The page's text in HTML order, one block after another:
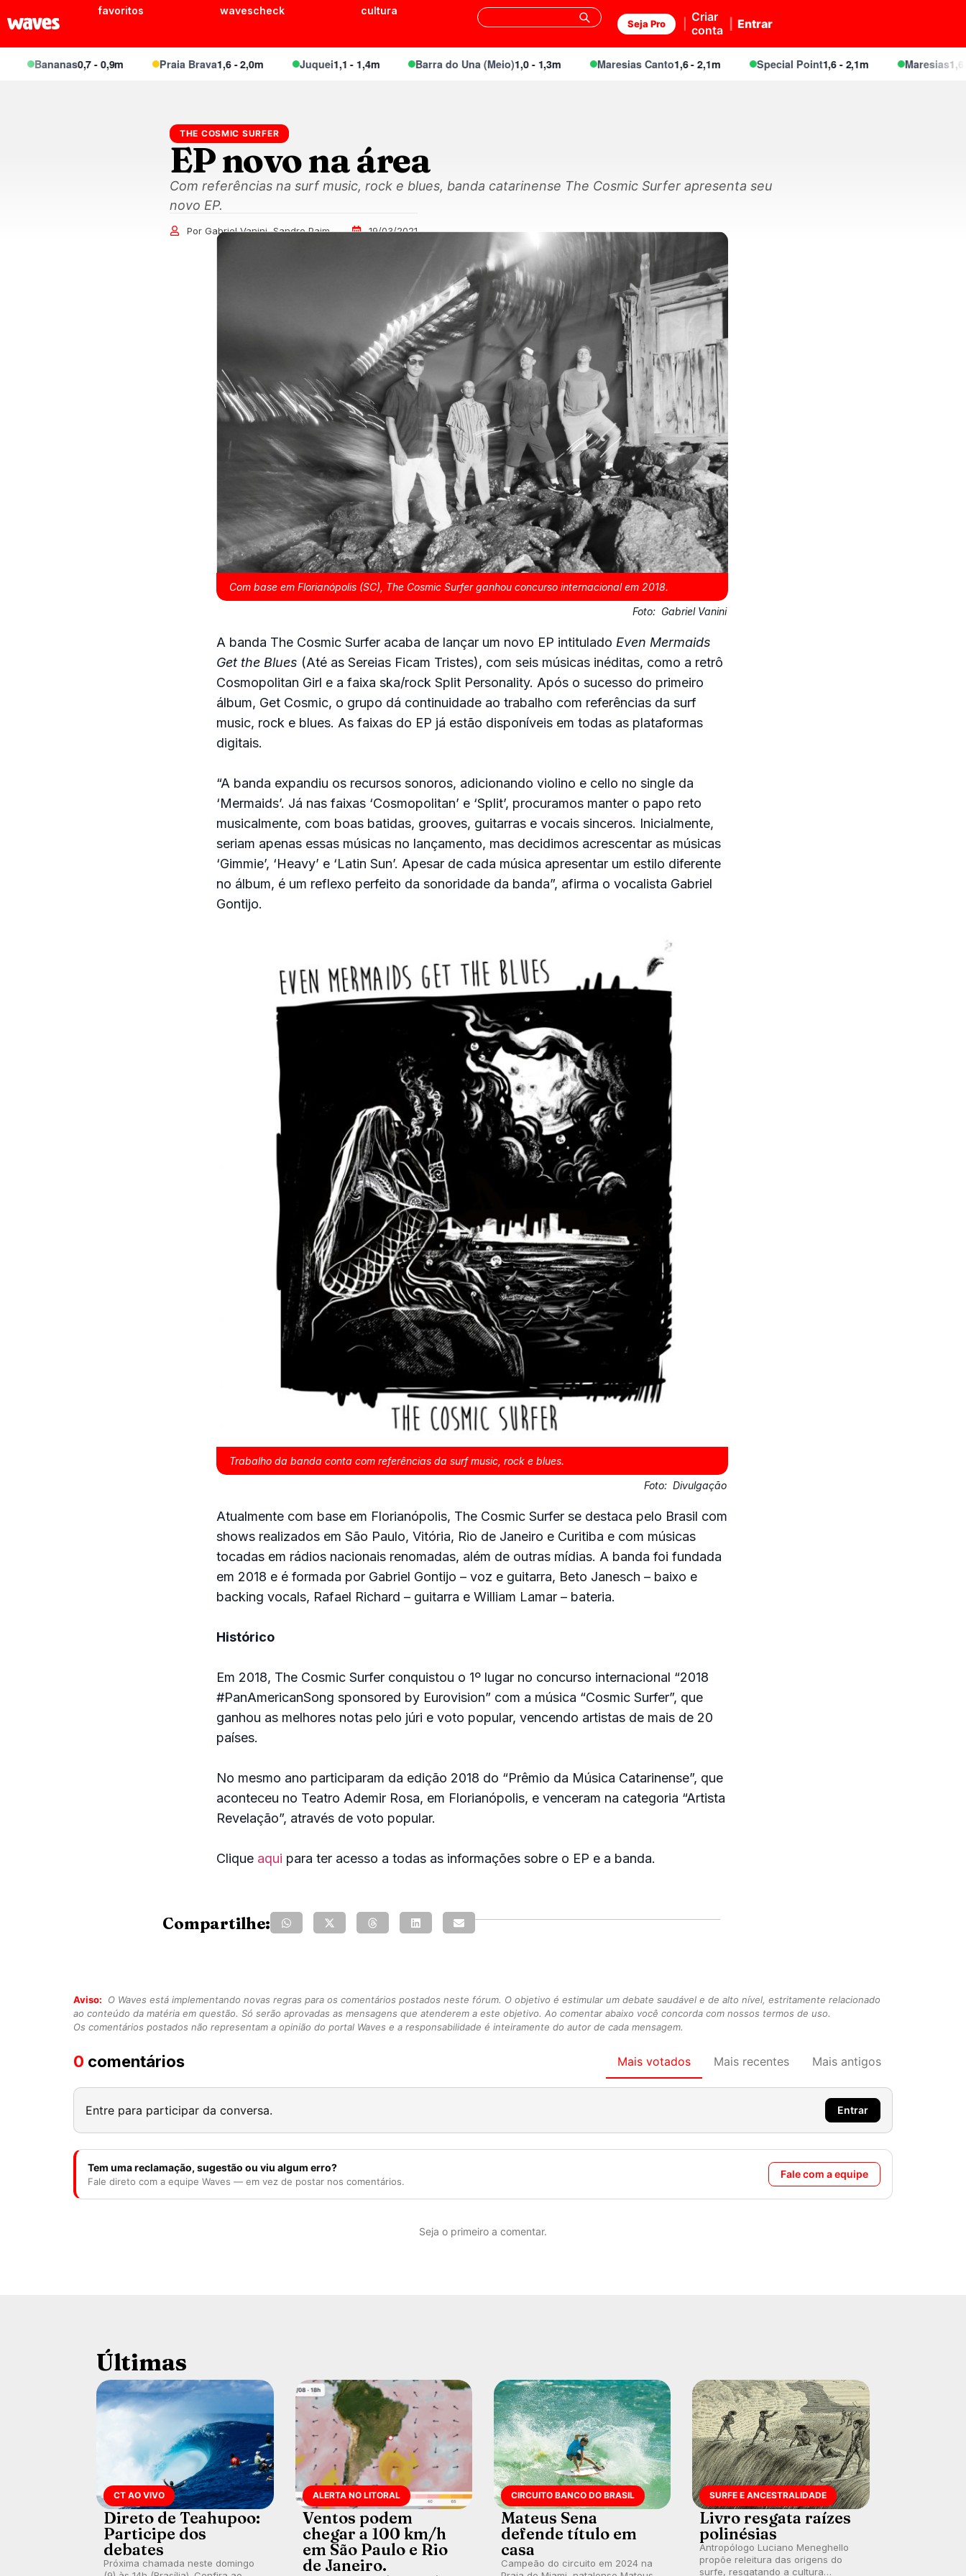
favoritos wavescheck cultura
Seja Pro
Criar
conta
Entrar
Bananas0,7 - 0,9m Praia Brava 1,6 - 2,0m Juquei1,1 - 1,4m Barra do Una (Meio)1,0 - 1,3m Maresias Canto1,6 - 2,1m Special Point 1,6 - 2,1m Maresias1,6 -
THE COSMIC SURFER
EP novo na área
Com referências na surf music, rock e blues, banda catarinense The Cosmic Surfer apresenta seu
novo EP.
Por Gabriel Vanini, Sandro Paim 19/03/2021
Com base em Florianópolis (SC), The Cosmic Surfer ganhou concurso internacional em 2018.
Foto: Gabriel Vanini
A banda The Cosmic Surfer acaba de lançar um novo EP intitulado Even Mermaids
Get the Blues (Até as Sereias Ficam Tristes), com seis músicas inéditas, como a retrô
Cosmopolitan Girl e a faixa ska/rock Split Personality. Após o sucesso do primeiro
álbum, Get Cosmic, o grupo dá continuidade ao trabalho com referências da surf
music, rock e blues. As faixas do EP já estão disponíveis em todas as plataformas
digitais.
“A banda expandiu os recursos sonoros, adicionando violino e cello no single da
‘Mermaids’. Já nas faixas ‘Cosmopolitan’ e ‘Split’, procuramos manter o papo reto
musicalmente, com boas batidas, grooves, guitarras e vocais sinceros. Inicialmente,
seriam apenas essas músicas no lançamento, mas decidimos acrescentar as músicas
‘Gimmie’, ‘Heavy’ e ‘Latin Sun’. Apesar de cada música apresentar um estilo diferente
no álbum, é um reflexo perfeito da sonoridade da banda”, afirma o vocalista Gabriel
Gontijo.
Trabalho da banda conta com referências da surf music, rock e blues.
Foto: Divulgação
Atualmente com base em Florianópolis, The Cosmic Surfer se destaca pelo Brasil com
shows realizados em São Paulo, Vitória, Rio de Janeiro e Curitiba e com músicas
tocadas em rádios nacionais renomadas, além de outras mídias. A banda foi fundada
em 2018 e é formada por Gabriel Gontijo – voz e guitarra, Beto Janesch – baixo e
backing vocals, Rafael Richard – guitarra e William Lamar – bateria.
Histórico
Em 2018, The Cosmic Surfer conquistou o 1º lugar no concurso internacional “2018
#PanAmericanSong sponsored by Eurovision” com a música “Cosmic Surfer”, que
ganhou as melhores notas pelo júri e voto popular, vencendo artistas de mais de 20
países.
No mesmo ano participaram da edição 2018 do “Prêmio da Música Catarinense”, que
aconteceu no Teatro Ademir Rosa, em Florianópolis, e venceram na categoria “Artista
Revelação”, através de voto popular.
Clique aqui para ter acesso a todas as informações sobre o EP e a banda.
Compartilhe:
Aviso:
O Waves está implementando novas regras para os comentários postados neste fórum. O objetivo é estimular um debate saudável e de alto nível, estritamente relacionado
ao conteúdo da matéria em questão. Só serão aprovadas as mensagens que atenderem a este objetivo. Ao comentar abaixo você concorda com nossos termos de uso.
Os comentários postados não representam a opinião do portal Waves e a responsabilidade é inteiramente do autor de cada mensagem.
0 comentários Mais votados Mais recentes Mais antigos
Entre para participar da conversa. Entrar
Tem uma reclamação, sugestão ou viu algum erro?
Fale direto com a equipe Waves — em vez de postar nos comentários.
Fale com a equipe
Seja o primeiro a comentar.
Últimas
CT AO VIVO
Direto de Teahupoo:
Participe dos
debates
Próxima chamada neste domingo
ALERTA NO LITORAL
Ventos podem
chegar a 100 km/h
em São Paulo e Rio
de Janeiro.
CIRCUITO BANCO DO BRASIL
Mateus Sena
defende título em
casa
Campeão do circuito em 2024 na
SURFE E ANCESTRALIDADE
Livro resgata raízes
polinésias
Antropólogo Luciano Meneghello
propõe releitura das origens do
surfe, resgatando a cultura